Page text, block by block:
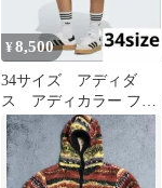
¥8,500
34サイズ アディダ
ス アディカラー ファ
イヤーバードハーフパ
ンツ adidas